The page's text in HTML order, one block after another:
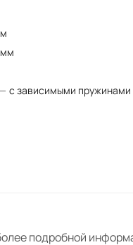
— с зависимыми пружинами
подробной